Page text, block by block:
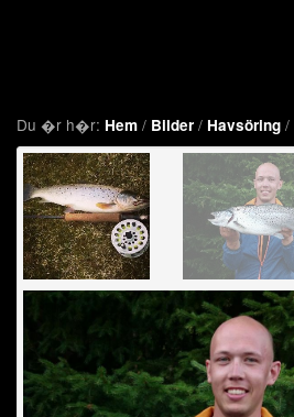
Du �r h�r: Hem / Bilder / Havsöring /